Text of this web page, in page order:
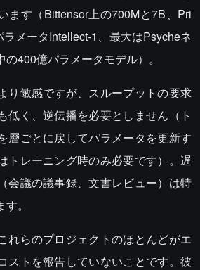
ます（Bittensor上の700Mと7B、Pri
メータIntellect-1、最大はPsycheネ
400億パラメータモデル）。
り敏感ですが、スループットの要求
低く、逆伝播を必要としません（ト
層ごとに戻してパラメータを更新す
トレーニング時のみ必要です）。遅
会議の議事録、文書レビュー）は特
。
れらのプロジェクトのほとんどがエ
ストを報告していないことです。彼